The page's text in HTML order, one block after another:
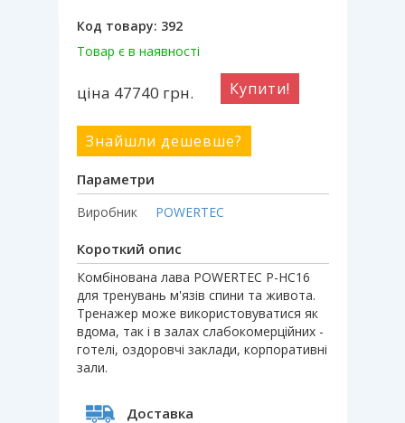
Код товару: 392
Товар є в наявності
ціна 47740 грн. Купити!
Знайшли дешевше?
Параметри
Виробник POWERTEC
Короткий опис
Комбінована лава POWERTEC P-HC16
для тренувань м'язів спини та живота.
Тренажер може використовуватися як
вдома, так і в залах слабокомерційних -
готелі, оздоровчі заклади, корпоративні
зали.
Доставка